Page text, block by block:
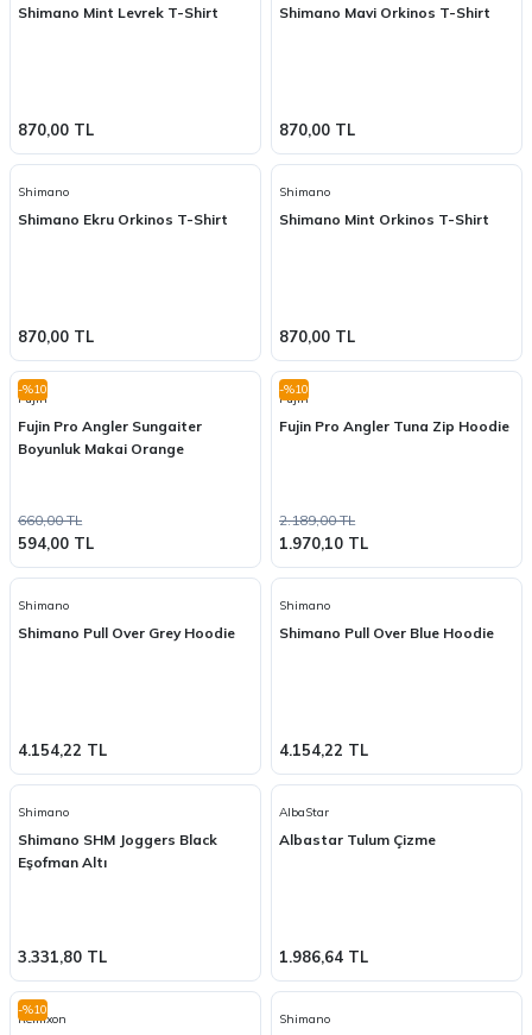
Shimano Mint Levrek T-Shirt
870,00 TL
Shimano Mavi Orkinos T-Shirt
870,00 TL
Shimano
Shimano Ekru Orkinos T-Shirt
870,00 TL
Shimano
Shimano Mint Orkinos T-Shirt
870,00 TL
-%10
Fujin
Fujin Pro Angler Sungaiter
Boyunluk Makai Orange
660,00 TL
594,00 TL
-%10
Fujin
Fujin Pro Angler Tuna Zip Hoodie
2.189,00 TL
1.970,10 TL
Shimano
Shimano Pull Over Grey Hoodie
4.154,22 TL
Shimano
Shimano Pull Over Blue Hoodie
4.154,22 TL
Shimano
Shimano SHM Joggers Black
Eşofman Altı
3.331,80 TL
AlbaStar
Albastar Tulum Çizme
1.986,64 TL
-%10
Remixon Shimano